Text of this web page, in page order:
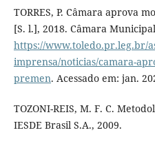
TORRES, P. Câmara aprova
[S. l.], 2018. Câmara
https://www.toledo.pr.leg.br/
imprensa/noticias/camara-
premen. Acessado em: jan.
TOZONI-REIS, M. F. C.
IESDE Brasil S.A., 2009.